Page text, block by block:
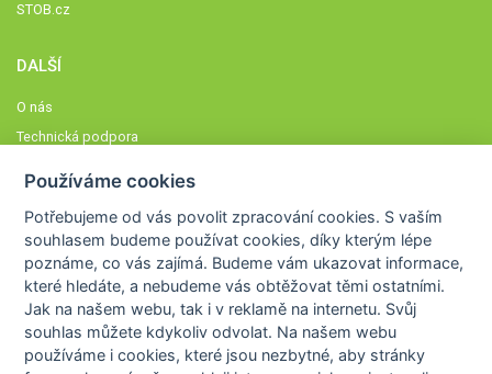
STOB.cz
DALŠÍ
O nás
Technická podpora
Členové STOBklubu
Zásady nakládání s osobními údaji
Otestujte se
Spočítejte si
Výzva 52
Používáme cookies
Potřebujeme od vás povolit zpracování cookies. S vaším
souhlasem budeme používat cookies, díky kterým lépe
poznáme,co vás zajímá. Budeme vám ukazovat informace,
které hledáte, a nebudeme vás obtěžovat těmi ostatními.
Jak na našem webu, tak i v reklamě na internetu. Svůj
souhlas můžete kdykoliv odvolat. Na našem webu
používáme i cookies, které jsou nezbytné, aby stránky